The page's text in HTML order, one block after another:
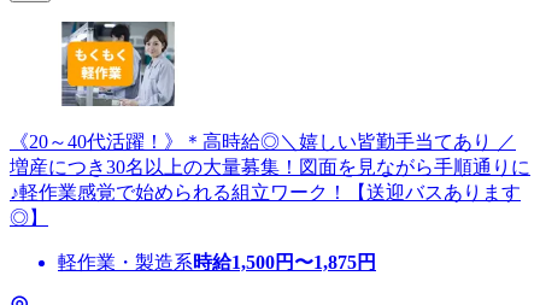
《20～40代活躍！》＊高時給◎＼嬉しい皆勤手当てあり ／
増産につき30名以上の大量募集！図面を見ながら手順通りに
♪軽作業感覚で始められる組立ワーク！【送迎バスあります
◎】
軽作業・製造系時給1,500円〜1,875円